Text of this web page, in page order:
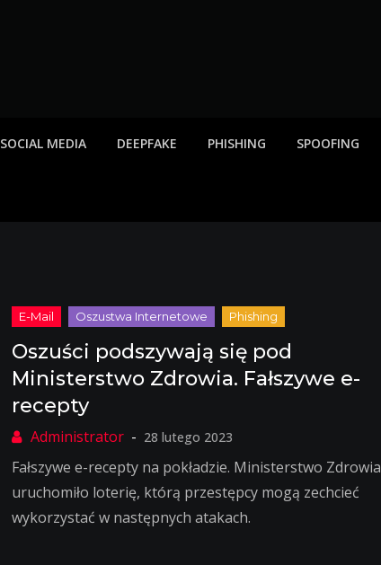
SOCIAL MEDIA DEEPFAKE PHISHING SPOOFING
Oszuści podszywają się pod
Ministerstwo Zdrowia. Fałszywe e-
recepty
28 lutego 2023
Fałszywe e-recepty na pokładzie. Ministerstwo Zdrowia
uruchomiło loterię, którą przestępcy mogą zechcieć
wykorzystać w następnych atakach.